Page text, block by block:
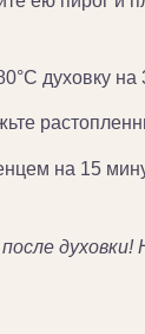
духовку на
на 15